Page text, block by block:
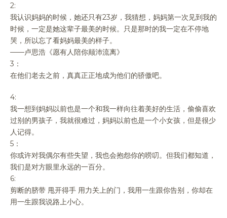
2:
我认识妈妈的时候，她还只有23岁，我猜想，妈妈第一次见到我的
时候，一定是她这辈子最美的时候。只是那时的我一定在不停地
哭，所以忘了看妈妈最美的样子。
——卢思浩《愿有人陪你颠沛流离》
3：
在他们老去之前，真真正正地成为他们的骄傲吧。
4:
我一想到妈妈以前也是一个和我一样向往着美好的生活，偷偷喜欢
过别的男孩子，我就很难过，妈妈以前也是一个小女孩，但是很少
人记得。
5：
你或许对我偶尔有些失望，我也会抱怨你的唠叨。但我们都知道，
我们是对方眼里永远的一百分。
6:
剪断的脐带 甩开得手 用力关上的门，我用一生跟你告别，你却在
用一生跟我说路上小心。